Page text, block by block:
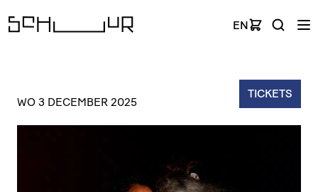
EN
TICKETS
WO 3 DECEMBER 2025